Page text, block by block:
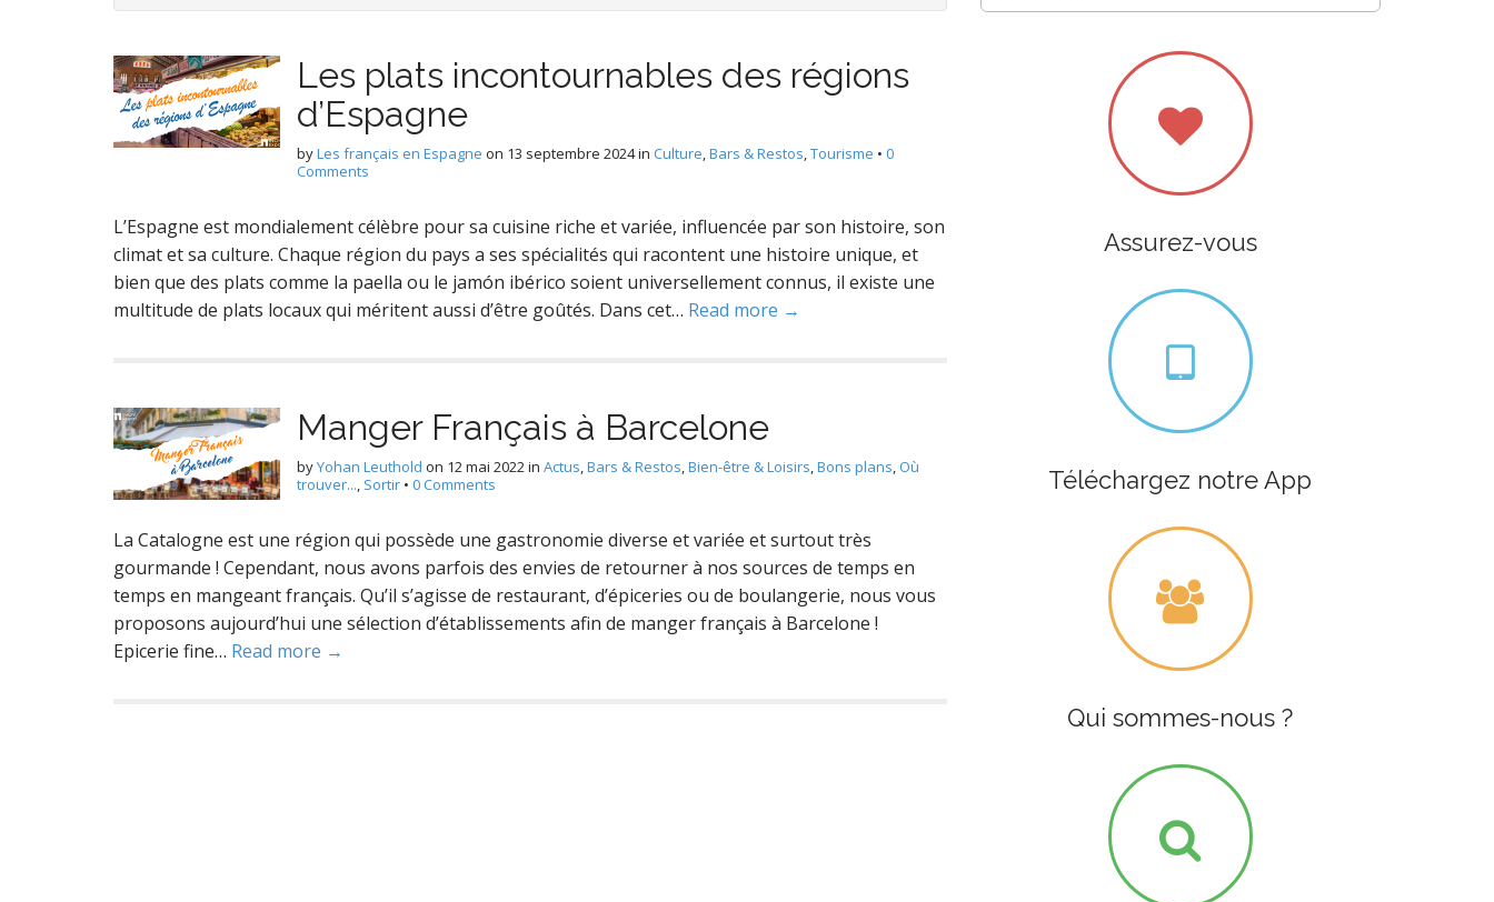
Les plats incontournables des régions
d’Espagne
byLes français en Espagne on 13 septembre 2024in Culture,Bars & Restos,Tourisme • 0
Comments
L’Espagne est mondialement célèbre pour sa cuisine riche et variée, influencée par son histoire, son
climat et sa culture. Chaque région du pays a ses spécialités qui racontent une histoire unique, et
bien que des plats comme la paella ou le jamón ibérico soient universellement connus, il existe une
multitude de plats locaux qui méritent aussi d’être goûtés. Dans cet… Read more →
Manger Français à Barcelone
byYohan Leuthold on 12 mai 2022in Actus,Bars & Restos,Bien-être & Loisirs,Bons plans, Où
trouver..., Sortir • 0 Comments
La Catalogne est une région qui possède une gastronomie diverse et variée et surtout très
gourmande ! Cependant, nous avons parfois des envies de retourner à nos sources de temps en
temps en mangeant français. Qu’il s’agisse de restaurant, d’épiceries ou de boulangerie, nous vous
proposons aujourd’hui une sélection d’établissements afin de manger français à Barcelone !
Epicerie fine… Read more →
Assurez-vous
Téléchargez notre App
Qui sommes-nous ?